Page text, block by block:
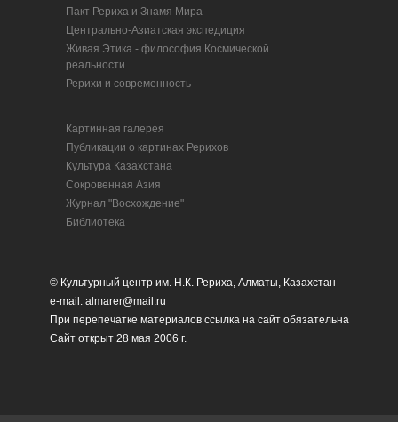
Пакт Рериха и Знамя Мира
Центрально-Азиатская экспедиция
Живая Этика - философия Космической
реальности
Рерихи и современность
Картинная галерея
Публикации о картинах Рерихов
Культура Казахстана
Сокровенная Азия
Журнал "Восхождение"
Библиотека
© Культурный центр им. Н.К. Рериха, Алматы, Казахстан
e-mail: almarer@mail.ru
При перепечатке материалов ссылка на сайт обязательна
Сайт открыт 28 мая 2006 г.